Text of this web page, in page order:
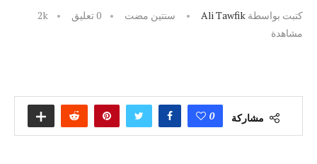
كتبت بواسطة Ali Tawfik سنتين مضت 0 تعليق
2k
مشاهدة
مشاركة 0